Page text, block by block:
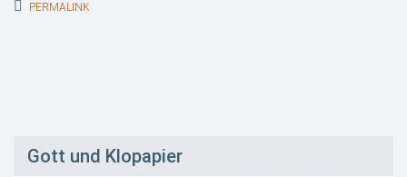
PERMALINK
Gott und Klopapier